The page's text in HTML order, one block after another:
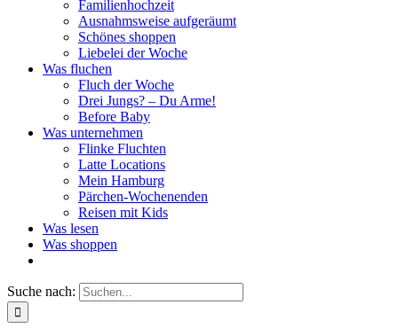
Familienhochzeit
Ausnahmsweise aufgeräumt
Schönes shoppen
Liebelei der Woche
Was fluchen
Fluch der Woche
Drei Jungs? – Du Arme!
Before Baby
Was unternehmen
Flinke Fluchten
Latte Locations
Mein Hamburg
Pärchen-Wochenenden
Reisen mit Kids
Was lesen
Was shoppen
Suche nach: